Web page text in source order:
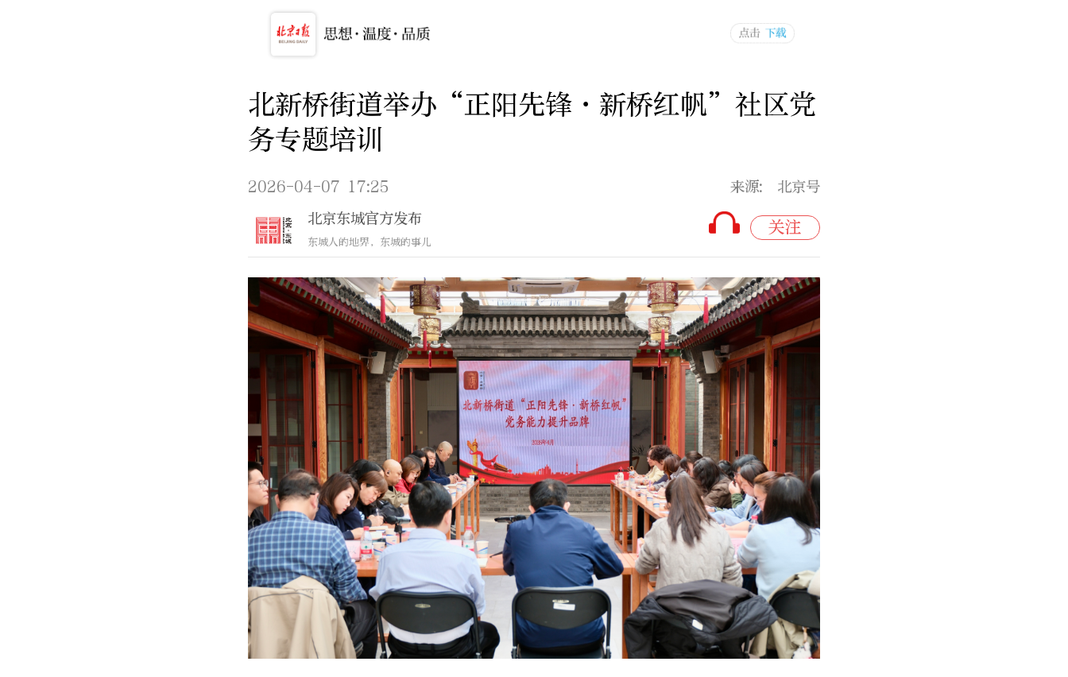
北新桥街道举办“正阳先锋·新桥红帆”社区党
务专题培训
2026-04-07 17:25
来源: 北京号
北京东城官方发布
东城人的地界，东城的事儿
关注